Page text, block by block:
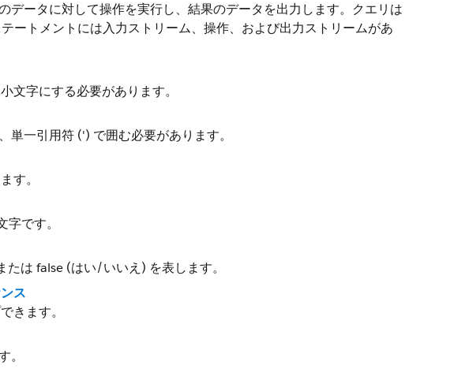
データに対して操作を実行し、結果のデータを出力します。クエリは
ートメントには入力ストリーム、操作、および出力ストリームがあ
文字にする必要があります。
一引用符 (') で囲む必要があります。
す。
です。
は false (はい/いいえ) を表します。
ス
きます。
。